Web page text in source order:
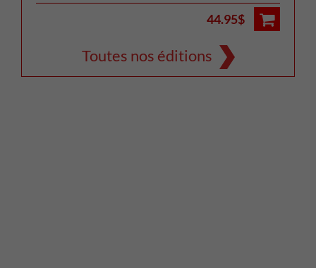
44.95$
Toutes nos éditions